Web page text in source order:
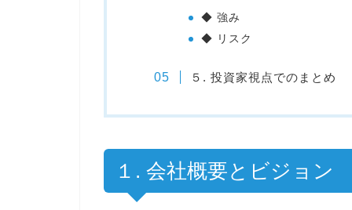
◆ 強み
◆ リスク
５. 投資家視点でのまとめ
１. 会社概要とビジョン